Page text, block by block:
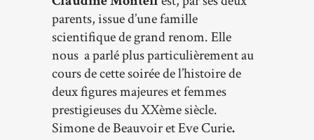
parents, issue d’une famille
scientifique de grand renom. Elle
nous a parlé plus particulièrement au
cours de cette soirée de l’histoire de
deux figures majeures et femmes
prestigieuses du XXème siècle.
Simone de Beauvoir et Eve Curie.